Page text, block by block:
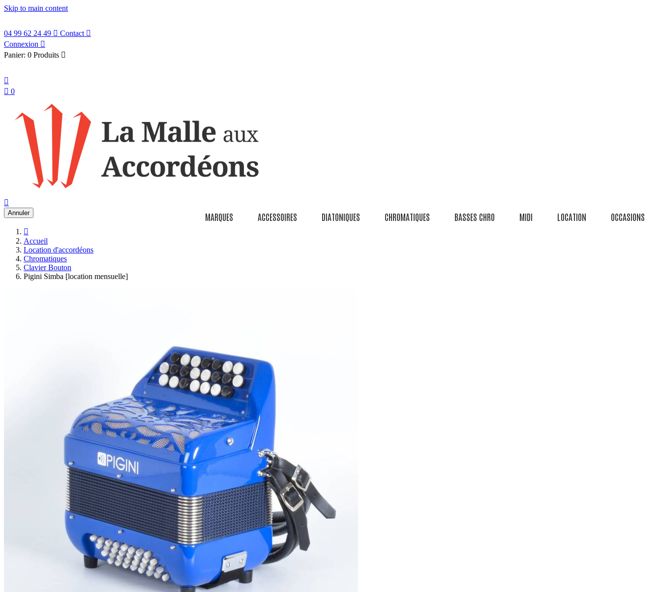
Skip to main content
04 99 62 24 49  Contact 
Connexion 
Panier: 0 Produits 

 0
MARQUES ACCESSOIRES DIATONIQUES CHROMATIQUES BASSES CHRO MIDI LOCATION OCCASIONS

Annuler

Accueil
Location d'accordéons
Chromatiques
Clavier Bouton
Pigini Simba [location mensuelle]